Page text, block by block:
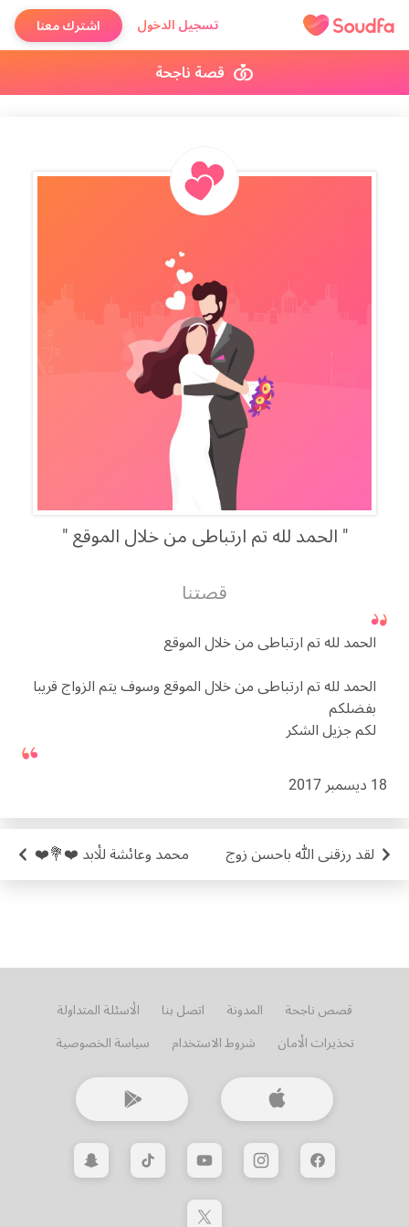
تسجيل الدخول اشترك معنا
قصة ناجحة
الحمد لله تم ارتباطى من خلال الموقع
قصتنا
الحمد لله تم ارتباطى من خلال الموقع
الحمد لله تم ارتباطى من خلال الموقع وسوف يتم الزواج قريبا
بفضلكم
لكم جزيل الشكر
18 ديسمبر 2017
لقد رزقنى الله باحسن زوج محمد وعائشة للأبد ❤️💐❤️
قصص ناجحة المدونة اتصل بنا الأسئلة المتداولة
تحذيرات الأمان شروط الاستخدام سياسة الخصوصية